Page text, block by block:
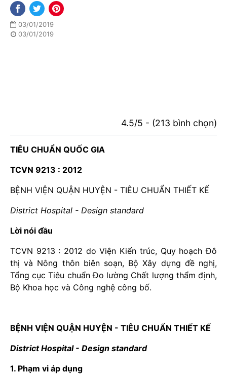
03/01/2019
03/01/2019
4.5/5 - (213 bình chọn)
TIÊU CHUẨN QUỐC GIA
TCVN 9213 : 2012
BỆNH VIỆN QUẬN HUYỆN - TIÊU CHUẨN THIẾT KẾ
District Hospital - Design standard
Lời nói đầu
TCVN 9213 : 2012 do Viện Kiến trúc, Quy hoạch Đô
thị và Nông thôn biên soạn, Bộ Xây dựng đề nghị,
Tổng cục Tiêu chuẩn Đo lường Chất lượng thẩm định,
Bộ Khoa học và Công nghệ công bố.
BỆNH VIỆN QUẬN HUYỆN - TIÊU CHUẨN THIẾT KẾ
District Hospital - Design standard
1. Phạm vi áp dụng